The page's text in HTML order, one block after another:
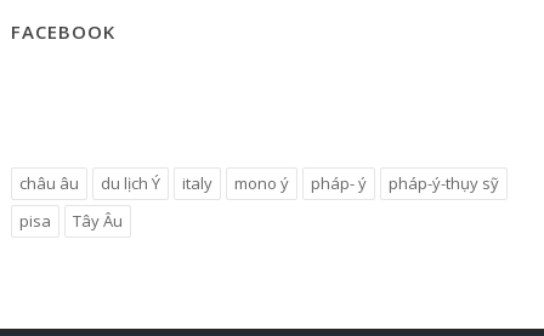
FACEBOOK
châu âu du lịch Ý italy mono ý pháp- ý
pháp-ý-thụy sỹ
pisa
Tây Âu